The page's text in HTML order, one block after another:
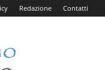
Redazione Contatti